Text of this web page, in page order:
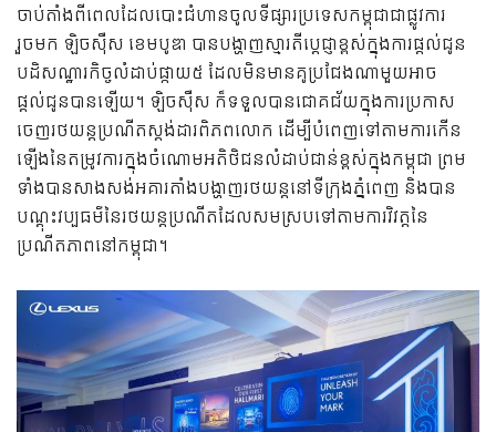
ចាប់តាំងពីពេលដែលបោះជំហានចូលទីផ្សារប្រទេសកម្ពុជាជាផ្លូវការ
រួចមក ឡិចស៊ឺស​ ខេមបូឌា បានបង្ហាញស្មារតីប្ដេជ្ញាខ្ពស់ក្នុងការផ្ដល់ជូន
បដិសណ្ឋារកិច្ចលំដាប់ផ្កាយ៥ ដែលមិនមានគូប្រជែងណាមួយអាច
ផ្ដល់ជូនបានឡើយ។ ឡិចស៊ឺស ក៏ទទួលបានជោគជ័យក្នុងការប្រកាស
ចេញរថយន្តប្រណីតស្តង់ដារពិភពលោក ដើម្បីបំពេញទៅតាមការកើន
ឡើងនៃតម្រូវការក្នុងចំណោមអតិថិជនលំដាប់ជាន់ខ្ពស់ក្នុងកម្ពុជា ព្រម
ទាំងបានសាងសង់អគារតាំងបង្ហាញរថយន្តនៅទីក្រុងភ្នំពេញ និងបាន
បណ្ដុះវប្បធម៌នៃរថយន្តប្រណីតដែលសមស្របទៅតាមការវិវត្តនៃ
ប្រណីតភាពនៅកម្ពុជា។